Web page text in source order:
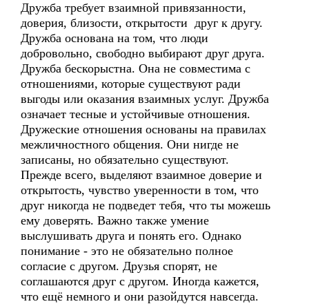
Дружба требует взаимной привязанности,
доверия, близости, открытости друг к другу.
Дружба основана на том, что люди
добровольно, свободно выбирают друг друга.
Дружба бескорыстна. Она не совместима с
отношениями, которые существуют ради
выгоды или оказания взаимных услуг. Дружба
означает тесные и устойчивые отношения.
Дружеские отношения основаны на правилах
межличностного общения. Они нигде не
записаны, но обязательно существуют.
Прежде всего, выделяют взаимное доверие и
открытость, чувство уверенности в том, что
друг никогда не подведет тебя, что ты можешь
ему доверять. Важно также умение
выслушивать друга и понять его. Однако
понимание - это не обязательно полное
согласие с другом. Друзья спорят, не
соглашаются друг с другом. Иногда кажется,
что ещё немного и они разойдутся навсегда.